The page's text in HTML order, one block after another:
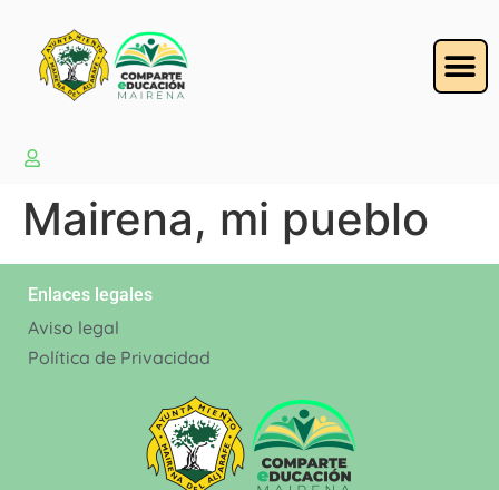
Mairena, mi pueblo
Enlaces legales
Aviso legal
Política de Privacidad